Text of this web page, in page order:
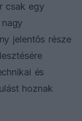
csak egy
jelentős része
és
hoznak